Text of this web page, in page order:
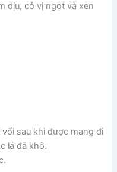
dịu, có vị ngọt và xen
sau khi được mang đi
lá đã khô.